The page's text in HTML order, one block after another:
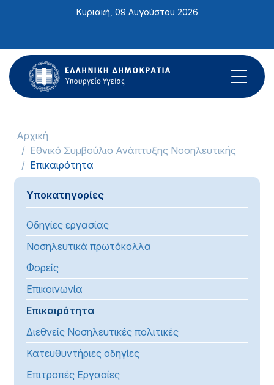
ιστότοπος
περιλαμβάνει
ένα
σύστημα
Κυριακή, 09 Αυγούστου 2026
Αρχική
Εθνικό Συμβούλιο Ανάπτυξης Νοσηλευτικής
Επικαιρότητα
Υποκατηγορίες
Οδηγίες εργασίας
Νοσηλευτικά πρωτόκολλα
Φορείς
Επικοινωνία
Επικαιρότητα
Διεθνείς Νοσηλευτικές πολιτικές
Κατευθυντήριες οδηγίες
Επιτροπές Εργασίες